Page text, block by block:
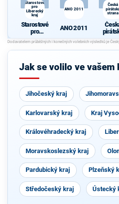
Starostové
pro
Liberecký
kraj
Starostové
pro
Liberecký
kraj
ANO 2011
ANO 2011
Česká
strana
Jak se volilo ve vašem
Jihočeský kraj
Karlovarský kraj Kraj
Královéhradecký kraj
Moravskoslezský kraj
Pardubický kraj Plzeňský
Středočeský kraj Ústecký